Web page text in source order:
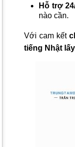
Hỗ trợ
nào cần.
Với cam kết
tiếng Nhật